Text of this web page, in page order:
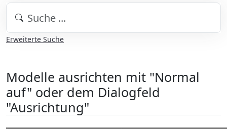
Erweiterte Suche
Modelle ausrichten mit "Normal
auf" oder dem Dialogfeld
"Ausrichtung"